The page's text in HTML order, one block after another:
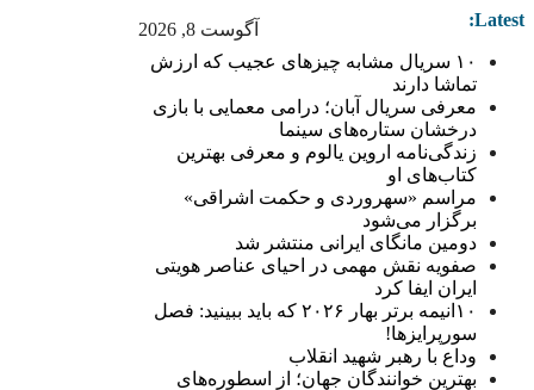
آگوست 8, 2026 Latest:
۱۰ سریال مشابه چیزهای عجیب که ارزش
تماشا دارند
معرفی سریال آبان؛ درامی معمایی با بازی
درخشان ستاره‌های سینما
زندگی‌نامه اروین یالوم و معرفی بهترین
کتاب‌های او
مراسم «سهروردی و حکمت اشراقی»
برگزار می‌شود
دومین مانگای ایرانی منتشر شد
صفویه نقش مهمی در احیای عناصر هویتی
ایران ایفا کرد
۱۰انیمه برتر بهار ۲۰۲۶ که باید ببینید: فصل
سورپرایزها!
وداع با رهبر شهید انقلاب
بهترین خوانندگان جهان؛ از اسطوره‌های